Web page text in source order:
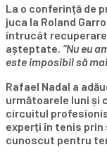
La o conferință de
juca la Roland
întrucât
așteptate. “Nu eu
este imposibil să
Rafael Nadal a
următoarele luni și
circuitul
experți în tenis prin
cunoscut pentru